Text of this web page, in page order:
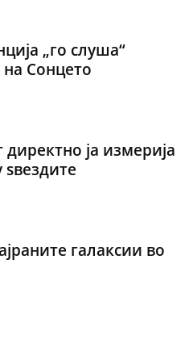
„го слуша“
Сонцето
ја измерија
ѕвездите
галаксии во